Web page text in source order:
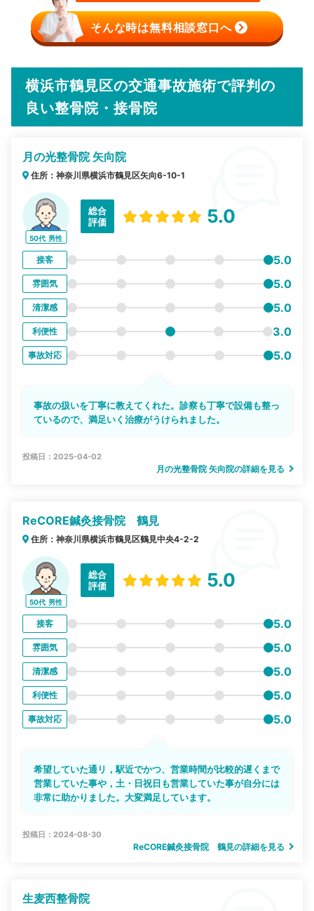
そんな時は無料相談窓口へ
横浜市鶴見区の交通事故施術で評判の
良い整骨院・接骨院
月の光整骨院 矢向院
住所：神奈川県横浜市鶴見区矢向6-10-1
50代 男性
総合
評価
5.0
接客 5.0
雰囲気 5.0
清潔感 5.0
利便性 3.0
事故対応 5.0
事故の扱いを丁寧に教えてくれた。診察も丁寧で設備も整っ
ているので、満足いく治療がうけられました。
投稿日：2025-04-02
月の光整骨院 矢向院の詳細を見る
ReCORE鍼灸接骨院 鶴見
住所：神奈川県横浜市鶴見区鶴見中央4-2-2
50代 男性
総合
評価
5.0
接客 5.0
雰囲気 5.0
清潔感 5.0
利便性 5.0
事故対応 5.0
希望していた通リ，駅近でかつ、営業時間が比較的遅くまで
営業していた事や，土・日祝日も営業していた事が自分には
非常に助かりました。大変満足しています。
投稿日：2024-08-30
ReCORE鍼灸接骨院 鶴見の詳細を見る
生麦西整骨院